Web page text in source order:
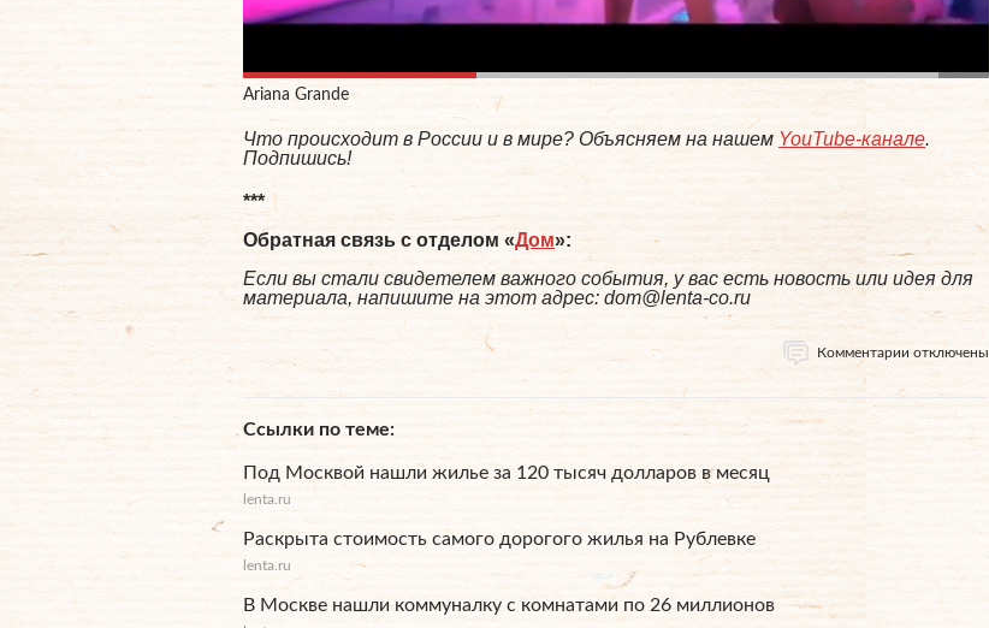
Ariana Grande
Что происходит в России и в мире? Объясняем на нашемYouTube-канале.
Подпишись!
***
Обратная связь с отделом «Дом»:
Если вы стали свидетелем важного события, у вас есть новость или идея для
материала, напишите на этот адрес: dom@lenta-co.ru
Комментарии отключены
Ссылки по теме
Под Москвой нашли жилье за 120 тысяч долларов в месяц
lenta.ru
Раскрыта стоимость самого дорогого жилья на Рублевке
lenta.ru
В Москве нашли коммуналку с комнатами по 26 миллионов